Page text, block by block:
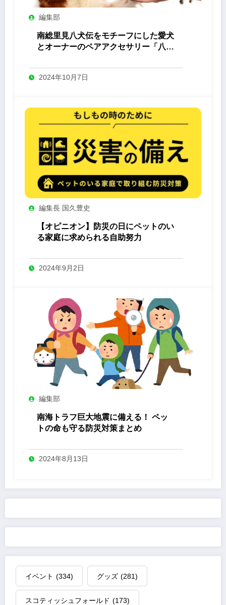
編集部
南総里見八犬伝をモチーフにした愛犬
とオーナーのペアアクセサリー「八心
2024年10月7日
編集長 国久豊史
【オピニオン】防災の日にペットのい
る家庭に求められる自助努力
2024年9月2日
編集部
南海トラフ巨大地震に備える！ ペッ
トの命も守る防災対策まとめ
2024年8月13日
イベント (334) グッズ (281)
スコティッシュフォールド (173)